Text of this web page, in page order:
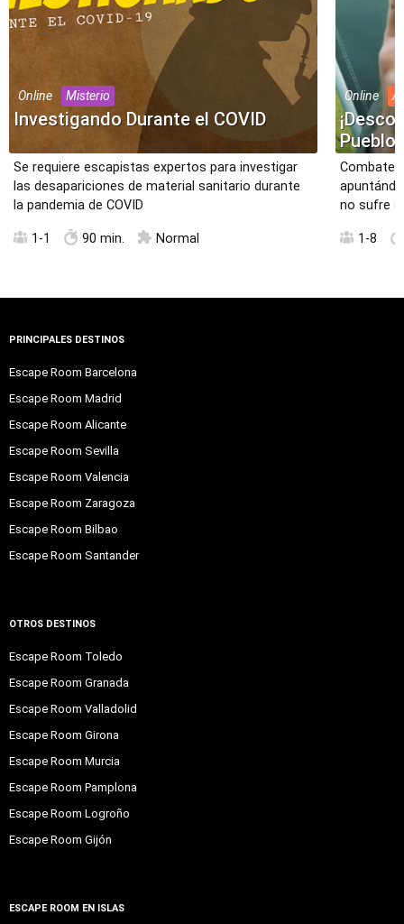
Online Misterio
Investigando Durante el COVID
Se requiere escapistas expertos para investigar
las desapariciones de material sanitario durante
la pandemia de COVID
1-1 90 min. Normal
Online
Pueblo
Combate
no sufre
1-8
PRINCIPALES DESTINOS
Escape Room Barcelona
Escape Room Madrid
Escape Room Alicante
Escape Room Sevilla
Escape Room Valencia
Escape Room Zaragoza
Escape Room Bilbao
Escape Room Santander
OTROS DESTINOS
Escape Room Toledo
Escape Room Granada
Escape Room Valladolid
Escape Room Girona
Escape Room Murcia
Escape Room Pamplona
Escape Room Logroño
Escape Room Gijón
ESCAPE ROOM EN ISLAS